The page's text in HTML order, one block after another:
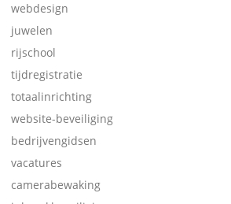
webdesign
juwelen
rijschool
tijdregistratie
totaalinrichting
website-beveiliging
bedrijvengidsen
vacatures
camerabewaking